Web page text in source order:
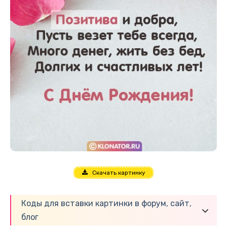
Скачать картинку
Коды для вставки картинки в форум, сайт,
блог